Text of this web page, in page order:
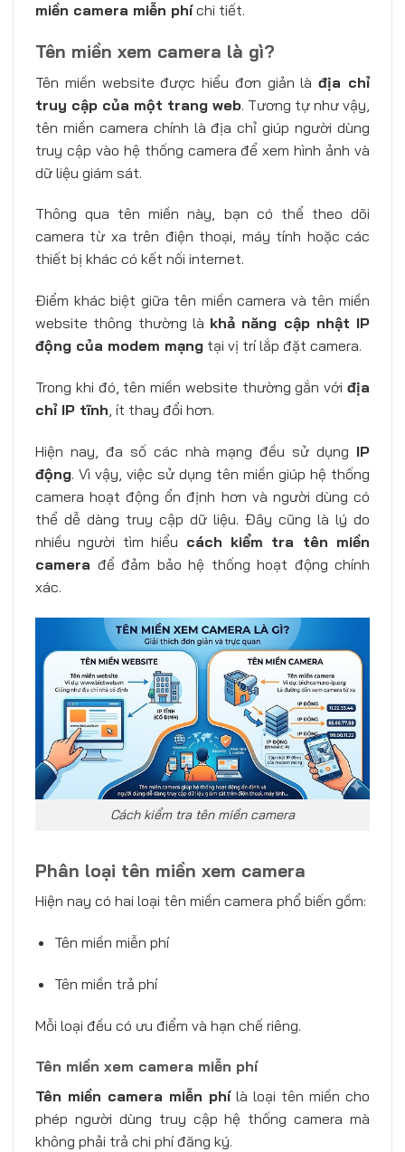
miền camera miễn phíchi tiết.
Tên miền xem camera là gì?
Tên miền website được hiểu đơn giản làđịa chỉ
truy cập của một trang web. Tương tự như vậy,
tên miền camera chính là địa chỉ giúp người dùng
truy cập vào hệ thống camera để xem hình ảnh và
dữ liệu giám sát.
Thông qua tên miền này, bạn có thể theo dõi
camera từ xa trên điện thoại, máy tính hoặc các
thiết bị khác có kết nối internet.
Điểm khác biệt giữa tên miền camera và tên miền
website thông thường là khả năng cập nhật IP
động của modem mạng tại vị trí lắp đặt camera.
Trong khi đó, tên miền website thường gắn với địa
chỉ IP tĩnh , ít thay đổi hơn.
Hiện nay, đa số các nhà mạng đều sử dụng IP
động. Vì vậy, việc sử dụng tên miền giúp hệ thống
camera hoạt động ổn định hơn và người dùng có
thể dễ dàng truy cập dữ liệu. Đây cũng là lý do
nhiều người tìm hiểu cách kiểm tra tên miền
camera để đảm bảo hệ thống hoạt động chính
xác.
Cách kiểm tra tên miền camera
Phân loại tên miền xem camera
Hiện nay có hai loại tên miền camera phổ biến gồm:
Tên miền miễn phí
Tên miền trả phí
Mỗi loại đều có ưu điểm và hạn chế riêng.
Tên miền xem camera miễn phí
Tên miền camera miễn phílà loại tên miền cho
phép người dùng truy cập hệ thống camera mà
không phải trả chi phí đăng ký.